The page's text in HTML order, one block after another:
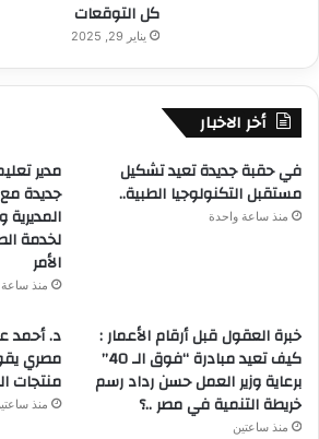
كل التوقعات
يناير 29, 2025
أخر الاخبار
في حقبة جديدة تعيد تشكيل
مستقبل التكنولوجيا الطبية..
منذ ساعة واحدة
مدير
جديدة مع
لخدمة
الأمر
منذ
خبرة العقول قبل أرقام الأعمار :
كيف تعيد مبادرة “فوق الـ 40”
برعاية وزير العمل حسن رداد رسم
خريطة التنمية في مصر ..؟
منذ ساعتين
د. أحمد
مصري
منتجات
منذ